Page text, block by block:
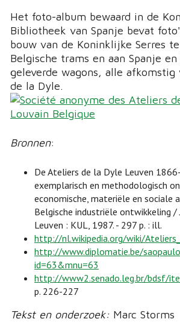
Het foto-album bewaard in de
Bibliotheek van Spanje bevat
bouw van de Koninklijke Serres
Belgische trams en aan Spanje
geleverde wagons, alle afkomstig
de la Dyle.
Bronnen:
De Ateliers de la Dyle Leuven
exemplarisch en methodologisch
economische, materiële en sociale
Belgische industriële ontwikkeling /
Leuven : KUL, 1987. - 297 p. : ill.
http://nl.wikipedia.org/wiki/
http://www.diplomatie.be/
id=63&mnu=63
http://www2.senado.leg.br/bdsf/
p. 226-227
Tekst en onderzoek: Marc Storms